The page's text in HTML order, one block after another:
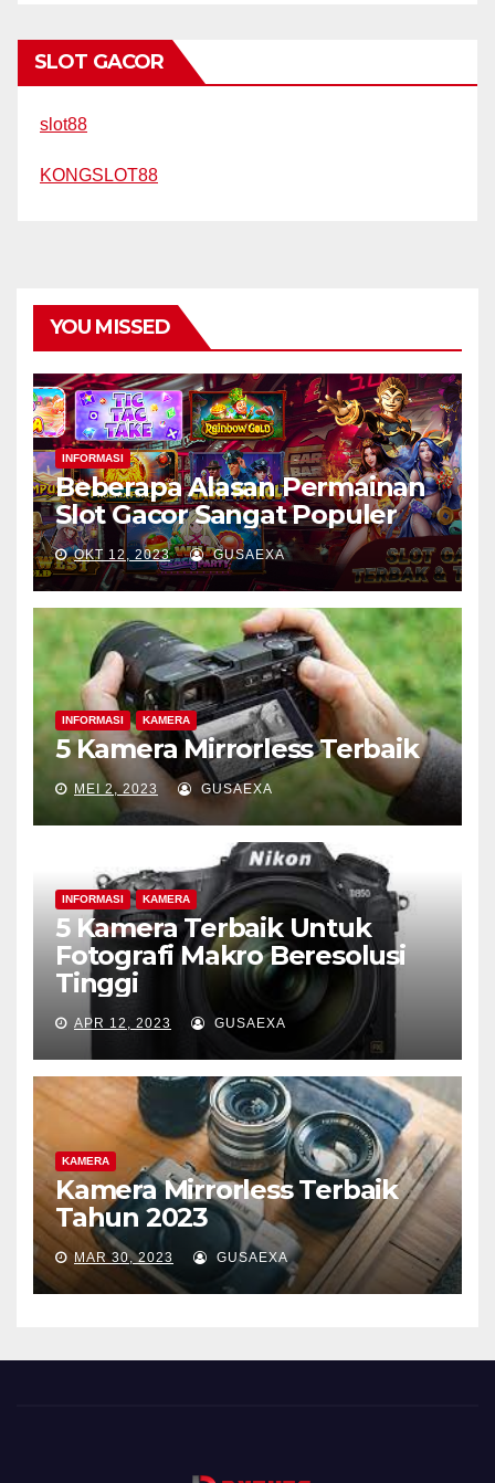
SLOT GACOR
slot88
KONGSLOT88
YOU MISSED
INFORMASI
Beberapa Alasan Permainan
Slot Gacor Sangat Populer
OKT 12, 2023 GUSAEXA
INFORMASI KAMERA
5 Kamera Mirrorless Terbaik
MEI 2, 2023 GUSAEXA
INFORMASI KAMERA
5 Kamera Terbaik Untuk
Fotografi Makro Beresolusi
Tinggi
APR 12, 2023 GUSAEXA
KAMERA
Kamera Mirrorless Terbaik
Tahun 2023
MAR 30, 2023 GUSAEXA